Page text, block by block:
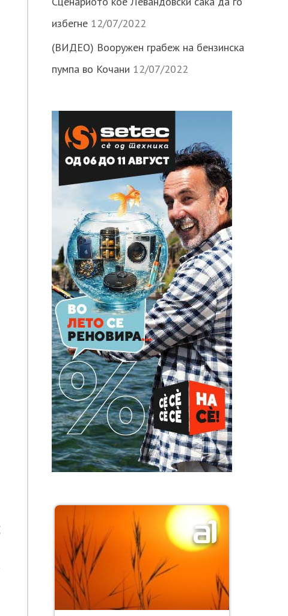
избегне 12/07/2022
(ВИДЕО) Вооружен грабеж на бензинска
пумпа во Кочани 12/07/2022